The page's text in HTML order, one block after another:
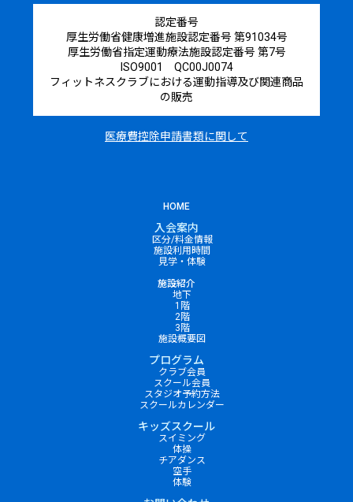
認定番号
厚生労働省健康増進施設認定番号 第91034号
厚生労働省指定運動療法施設認定番号 第7号
ISO9001 QC00J0074
フィットネスクラブにおける運動指導及び関連商品
の販売
医療費控除申請書類に関して
HOME
入会案内
区分/料金情報
施設利用時間
見学・体験
施設紹介
地下
1階
2階
3階
施設概要図
プログラム
クラブ会員
スクール会員
スタジオ予約方法
スクールカレンダー
キッズスクール
スイミング
体操
チアダンス
空手
体験